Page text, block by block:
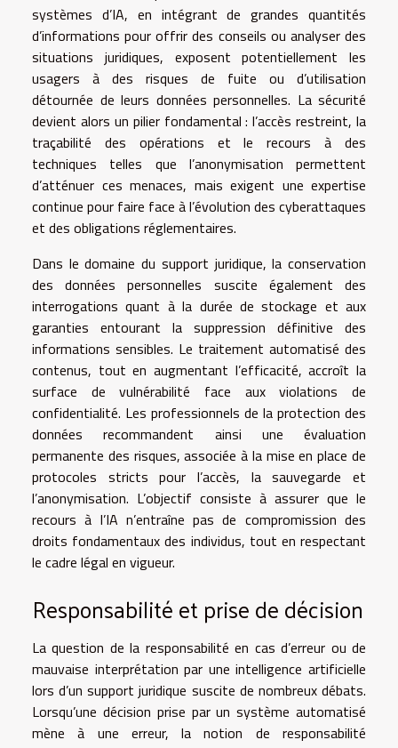
systèmes d’IA, en intégrant de grandes quantités
d’informations pour offrir des conseils ou analyser des
situations juridiques, exposent potentiellement les
usagers à des risques de fuite ou d’utilisation
détournée de leurs données personnelles. La sécurité
devient alors un pilier fondamental : l’accès restreint, la
traçabilité des opérations et le recours à des
techniques telles que l’anonymisation permettent
d’atténuer ces menaces, mais exigent une expertise
continue pour faire face à l’évolution des cyberattaques
et des obligations réglementaires.
Dans le domaine du support juridique, la conservation
des données personnelles suscite également des
interrogations quant à la durée de stockage et aux
garanties entourant la suppression définitive des
informations sensibles. Le traitement automatisé des
contenus, tout en augmentant l’efficacité, accroît la
surface de vulnérabilité face aux violations de
confidentialité. Les professionnels de la protection des
données recommandent ainsi une évaluation
permanente des risques, associée à la mise en place de
protocoles stricts pour l’accès, la sauvegarde et
l’anonymisation. L’objectif consiste à assurer que le
recours à l’IA n’entraîne pas de compromission des
droits fondamentaux des individus, tout en respectant
le cadre légal en vigueur.
Responsabilité et prise de décision
La question de la responsabilité en cas d’erreur ou de
mauvaise interprétation par une intelligence artificielle
lors d’un support juridique suscite de nombreux débats.
Lorsqu’une décision prise par un système automatisé
mène à une erreur, la notion de responsabilité